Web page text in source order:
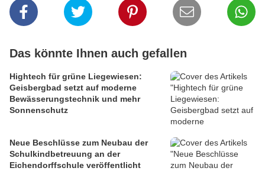
Das könnte Ihnen auch gefallen
Hightech für grüne Liegewiesen:
Geisbergbad setzt auf moderne
Bewässerungstechnik und mehr
Sonnenschutz
Neue Beschlüsse zum Neubau der
Schulkindbetreuung an der
Eichendorffschule veröffentlicht